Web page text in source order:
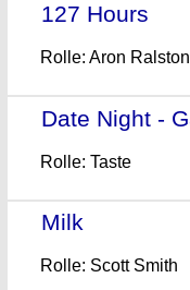
127 Hours
Rolle: Aron Ralston
Date Night -
Rolle: Taste
Milk
Rolle: Scott Smith